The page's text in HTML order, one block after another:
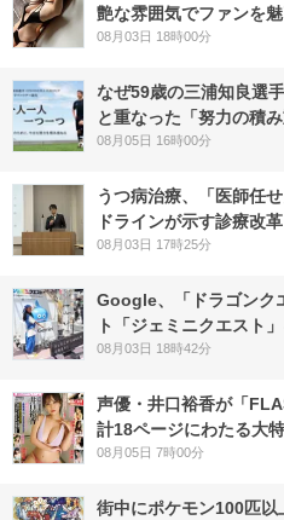
艶な雰囲気でファンを魅
08月03日 18時00分
なぜ59歳の三浦知良選
と重なった「努力の積み
08月05日 16時00分
うつ病治療、「医師任
ドラインが示す診療改革
08月03日 17時25分
Google、「ドラゴンク
ト「ジェミニクエスト
08月03日 18時42分
声優・井口裕香が「
計18ページにわたる大
08月05日 7時00分
街中にポケモン100匹